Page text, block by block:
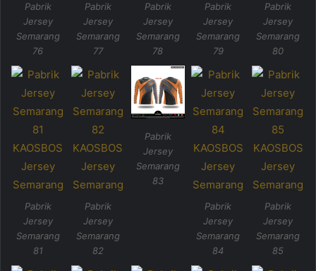
Pabrik
Jersey
Semarang
76
Pabrik
Jersey
Semarang
77
Pabrik
Jersey
Semarang
78
Pabrik
Jersey
Semarang
79
Pabrik
Jersey
Semarang
80
Pabrik
Jersey
Semarang
81
Pabrik
Jersey
Semarang
82
Pabrik
Jersey
Semarang
83
Pabrik
Jersey
Semarang
84
Pabrik
Jersey
Semarang
85